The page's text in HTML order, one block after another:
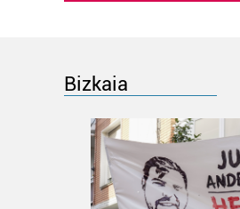
Bizkaia